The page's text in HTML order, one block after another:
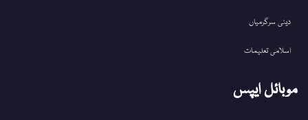
دینی سرگرمیاں
اسلامی تعلیمات
موبائل ایپس